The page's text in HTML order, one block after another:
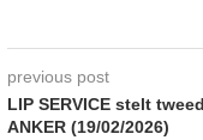
previous post
LIP SERVICE stelt
ANKER (19/02/2026)